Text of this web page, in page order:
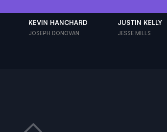
KEVIN HANCHARD
JOSEPH DONOVAN
JUSTIN KELLY
JESSE MILLS